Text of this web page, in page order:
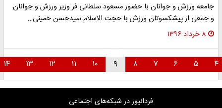
جامعه ورزش و جوانان با حضور مسعود سلطانی فر وزیر ورزش و جوانان
و جمعی از پیشکسوتان ورزش با حجت الاسلام سیدحسن خمینی…
۸ خرداد ۱۳۹۶
۱۰ ۱۲ ۱۳ ۱۴
فردانیوز در شبکه‌های اجتماعی